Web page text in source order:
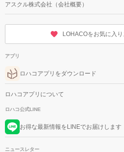
アスクル株式会社（会社概要）
LOHACOをお気に入
アプリ
ロハコアプリをダウンロード
ロハコアプリについて
ロハコ公式LINE
お得な最新情報をLINEでお届けします
ニュースレター